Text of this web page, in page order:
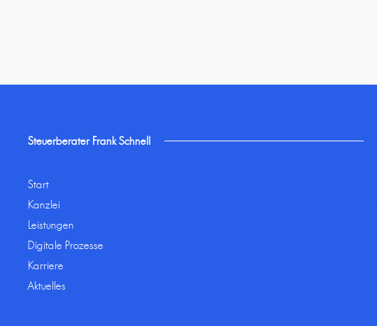
Steuerberater Frank Schnell
Start
Kanzlei
Leistungen
Digitale Prozesse
Karriere
Aktuelles